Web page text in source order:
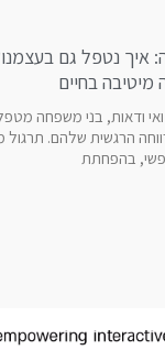
איך נטפל גם
בחיים
ודאות, בני משפחה
הרגשית שלהם. תרגול
בהפחתת